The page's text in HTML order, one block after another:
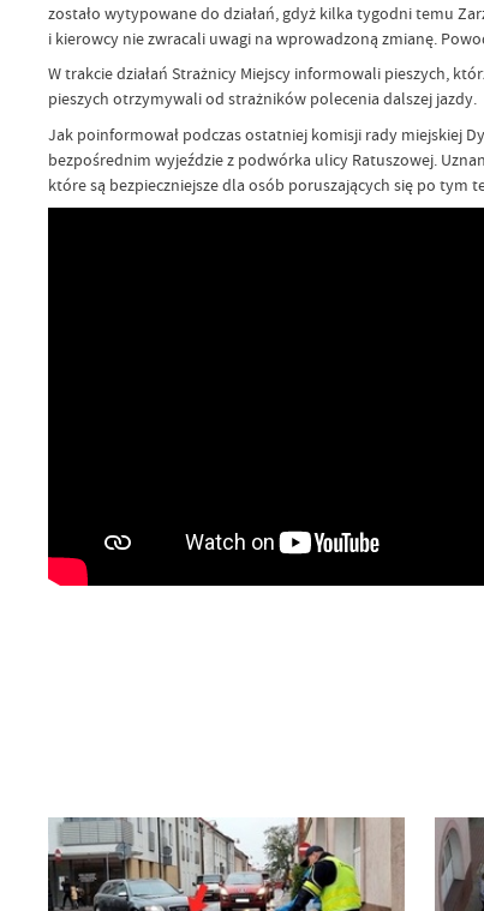
zostało wytypowane do działań, gdyż kilka tygodni temu
i kierowcy nie zwracali uwagi na wprowadzoną zmianę.
W trakcie działań Strażnicy Miejscy informowali pieszych,
pieszych otrzymywali od strażników polecenia dalszej jazdy.
Jak poinformował podczas ostatniej komisji rady miejskiej
bezpośrednim wyjeździe z podwórka ulicy Ratuszowej.
które są bezpieczniejsze dla osób poruszających się po tym